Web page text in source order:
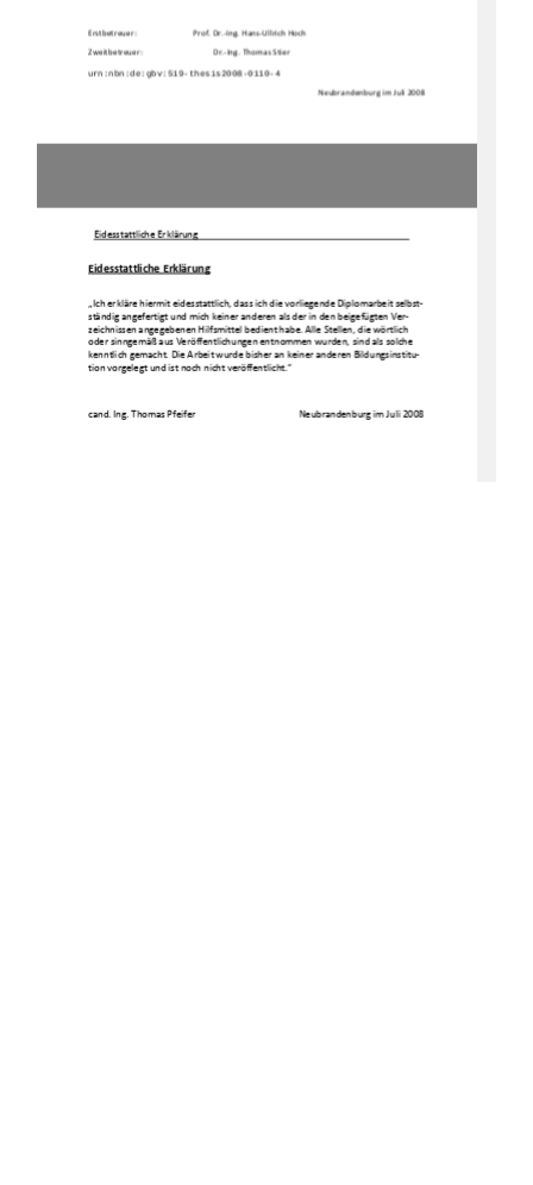
Erstbetreuer: Prof. Dr.-Ing. Hans-Ullrich Hoch
Zweitbetreuer:
  Dr.-Ing. Thomas Stier
Neubrandenburg im Juli 2008
Eidesstattliche Erklärung
Eidesstattliche Erklärung
„Ich erkläre hiermit eidesstattlich, dass ich die vorliegende Diplomarbeit selbst-
ständig angefertigt und mich keiner anderen als der in den beigefügten Ver-
zeichnissen angegebenen Hilfsmittel bedient habe. Alle Stellen, die wörtlich
oder sinngemäß aus Veröffentlichungen entnommen wurden, sind als solche
kenntlich gemacht. Die Arbeit wurde bisher an keiner anderen Bildungsinstitu-
tion vorgelegt und ist noch nicht veröffentlicht.“
cand. Ing. Thomas Pfeifer Neubrandenburg im Juli 2008